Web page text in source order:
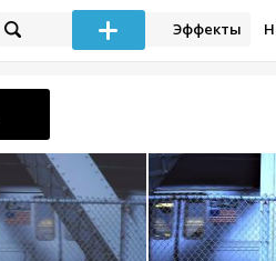
Эффекты